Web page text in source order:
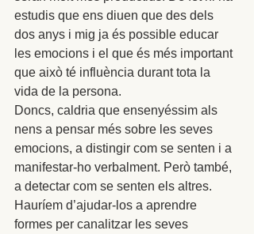
estudis que ens diuen que des dels
dos anys i mig ja és possible educar
les emocions i el que és més important
que això té influència durant tota la
vida de la persona.
Doncs, caldria que ensenyéssim als
nens a pensar més sobre les seves
emocions, a distingir com se senten i a
manifestar-ho verbalment. Però també,
a detectar com se senten els altres.
Hauríem d’ajudar-los a aprendre
formes per canalitzar les seves